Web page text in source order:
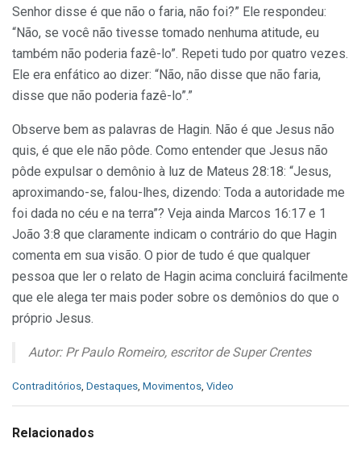
Senhor disse é que não o faria, não foi?” Ele respondeu:
“Não, se você não tivesse tomado nenhuma atitude, eu
também não poderia fazê-lo”. Repeti tudo por quatro vezes.
Ele era enfático ao dizer: “Não, não disse que não faria,
disse que não poderia fazê-lo”.”
Observe bem as palavras de Hagin. Não é que Jesus não
quis, é que ele não pôde. Como entender que Jesus não
pôde expulsar o demônio à luz de Mateus 28:18: “Jesus,
aproximando-se, falou-lhes, dizendo: Toda a autoridade me
foi dada no céu e na terra”? Veja ainda Marcos 16:17 e 1
João 3:8 que claramente indicam o contrário do que Hagin
comenta em sua visão. O pior de tudo é que qualquer
pessoa que ler o relato de Hagin acima concluirá facilmente
que ele alega ter mais poder sobre os demônios do que o
próprio Jesus.
Autor: Pr Paulo Romeiro, escritor de Super Crentes
C
e
Contraditórios, Destaques, Movimentos, Video
Relacionados